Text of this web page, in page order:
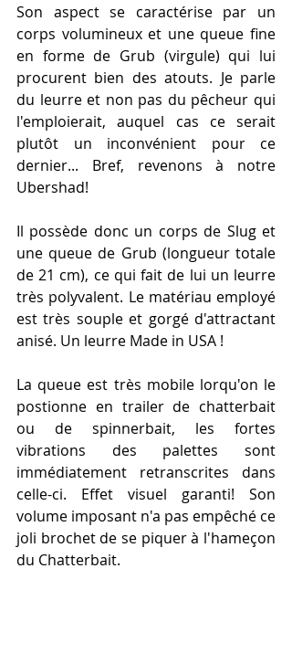
Son aspect se caractérise par un
corps volumineux et une queue fine
en forme de Grub (virgule) qui lui
procurent bien des atouts. Je parle
du leurre et non pas du pêcheur qui
l'emploierait, auquel cas ce serait
plutôt un inconvénient pour ce
dernier... Bref, revenons à notre
Ubershad!
Il possède donc un corps de Slug et
une queue de Grub (longueur totale
de 21 cm), ce qui fait de lui un leurre
très polyvalent. Le matériau employé
est très souple et gorgé d'attractant
anisé. Un leurre Made in USA !
La queue est très mobile lorqu'on le
postionne en trailer de chatterbait
ou de spinnerbait, les fortes
vibrations des palettes sont
immédiatement retranscrites dans
celle-ci. Effet visuel garanti! Son
volume imposant n'a pas empêché ce
joli brochet de se piquer à l'hameçon
du Chatterbait.